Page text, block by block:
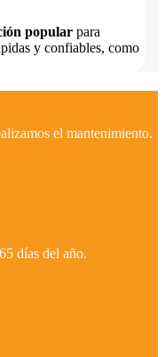
popular para
y confiables, como
el mantenimiento.
días del año.